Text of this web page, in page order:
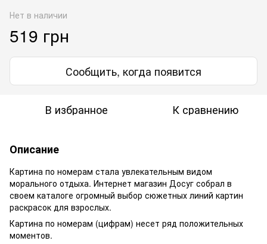
Нет в наличии
519 грн
Сообщить, когда появится
В избранное К сравнению
Описание
Картина по номерам стала увлекательным видом
морального отдыха. Интернет магазин Досуг собрал в
своем каталоге огромный выбор сюжетных линий картин
раскрасок для взрослых.
Картина по номерам (цифрам) несет ряд положительных
моментов.